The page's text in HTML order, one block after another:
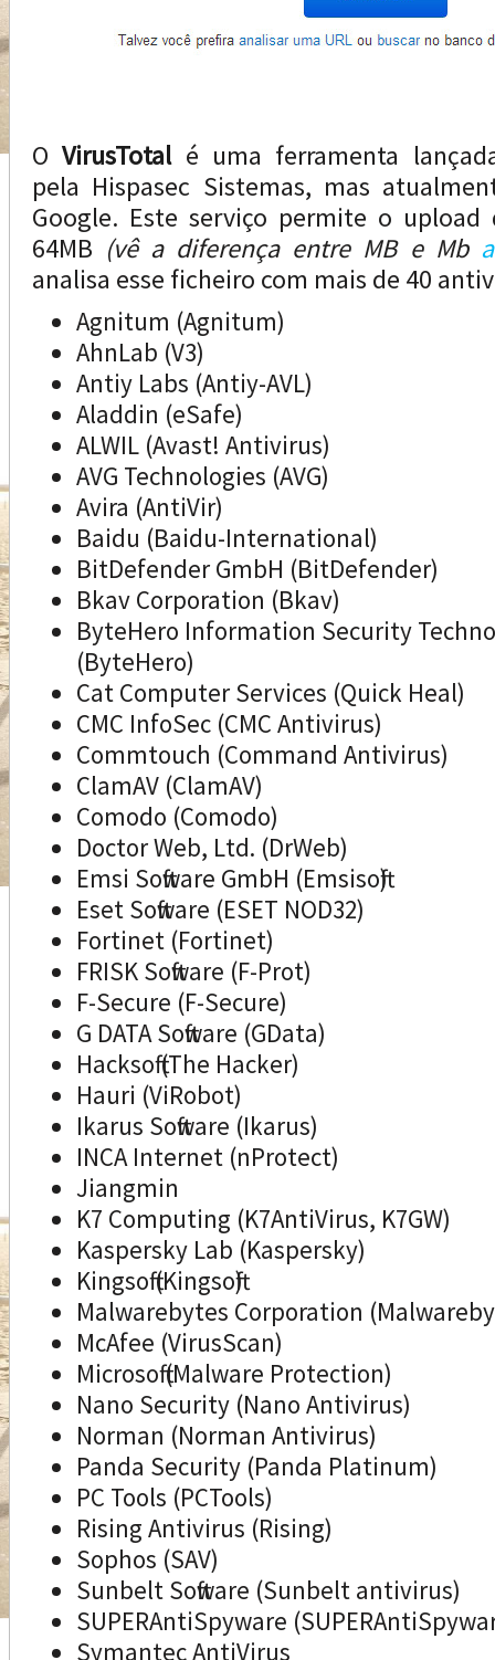
OVirusTotal é uma ferramenta
pela Hispasec Sistemas, mas
Google. Este serviço permite o
64MB (vê a diferença entre MB e Mb
analisa esse ficheiro com mais de 40
Agnitum (Agnitum)
AhnLab (V3)
Antiy Labs (Antiy-AVL)
Aladdin (eSafe)
ALWIL (Avast! Antivirus)
AVG Technologies (AVG)
Avira (AntiVir)
Baidu (Baidu-International)
BitDefender GmbH (BitDefender)
Bkav Corporation (Bkav)
ByteHero Information Security
(ByteHero)
Cat Computer Services (Quick Heal)
CMC InfoSec (CMC Antivirus)
Commtouch (Command Antivirus)
ClamAV (ClamAV)
Comodo (Comodo)
Doctor Web, Ltd. (DrWeb)
Emsi Software GmbH (Emsisoft)
Eset Software (ESET NOD32)
Fortinet (Fortinet)
FRISK Software (F-Prot)
F-Secure (F-Secure)
G DATA Software (GData)
Hacksoft (The Hacker)
Hauri (ViRobot)
Ikarus Software (Ikarus)
INCA Internet (nProtect)
Jiangmin
K7 Computing (K7AntiVirus, K7GW)
Kaspersky Lab (Kaspersky)
Kingsoft (Kingsoft)
Malwarebytes Corporation
McAfee (VirusScan)
Microsoft (Malware Protection)
Nano Security (Nano Antivirus)
Norman (Norman Antivirus)
Panda Security (Panda Platinum)
PC Tools (PCTools)
Rising Antivirus (Rising)
Sophos (SAV)
Sunbelt Software (Sunbelt antivirus)
SUPERAntiSpyware
Symantec AntiVirus